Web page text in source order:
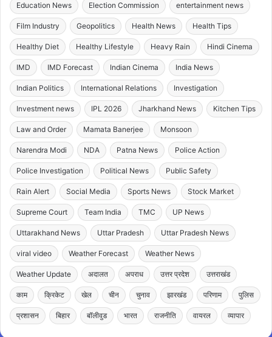
Education News Election Commission entertainment news
Film Industry Geopolitics Health News Health Tips
Healthy Diet Healthy Lifestyle Heavy Rain Hindi Cinema
IMD IMD Forecast Indian Cinema India News
Indian Politics International Relations Investigation
Investment news IPL 2026 Jharkhand News Kitchen Tips
Law and Order Mamata Banerjee Monsoon
Narendra Modi NDA Patna News Police Action
Police Investigation Political News Public Safety
Rain Alert Social Media Sports News Stock Market
Supreme Court Team India TMC UP News
Uttarakhand News Uttar Pradesh Uttar Pradesh News
viral video Weather Forecast Weather News
Weather Update अदालत अपराध उत्तर प्रदेश उत्तराखंड
काम क्रिकेट खेल चीन चुनाव झारखंड परिणाम पुलिस
प्रशासन बिहार बॉलीवुड भारत राजनीति वायरल व्यापार